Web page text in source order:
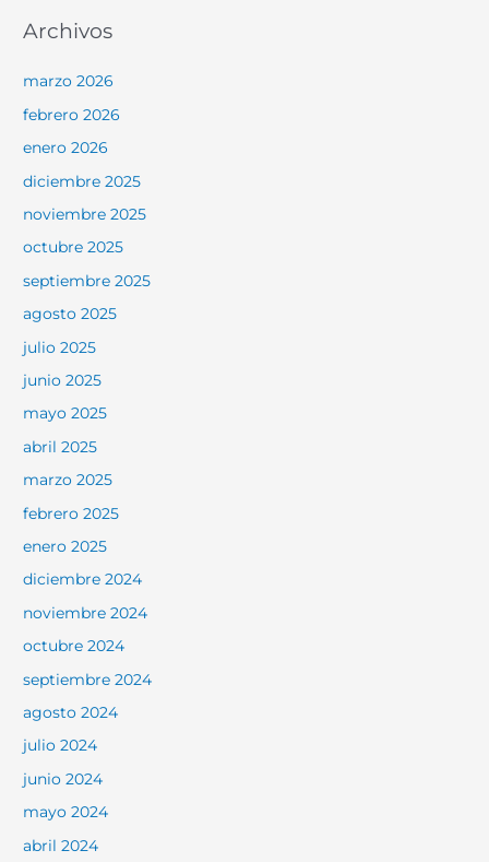
Archivos
marzo 2026
febrero 2026
enero 2026
diciembre 2025
noviembre 2025
octubre 2025
septiembre 2025
agosto 2025
julio 2025
junio 2025
mayo 2025
abril 2025
marzo 2025
febrero 2025
enero 2025
diciembre 2024
noviembre 2024
octubre 2024
septiembre 2024
agosto 2024
julio 2024
junio 2024
mayo 2024
abril 2024